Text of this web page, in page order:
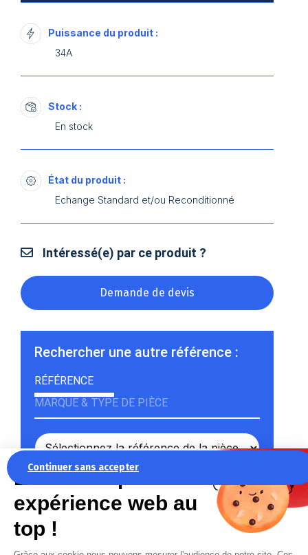
Continuer sans accepter
La recette pour une
expérience web au
top !
Puissance du produit :
34A
Stock :
En stock
État du produit :
Echange Standard et/ou Reconditionné
Intéressé(e) par ce produit ?
Demande de devis
Rechercher une autre référence :
RÉFÉRENCE
MARQUE & TYPE DE PIÈCE
Rechercher